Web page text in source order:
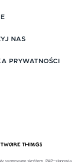
NAS
PRYWATNOŚCI